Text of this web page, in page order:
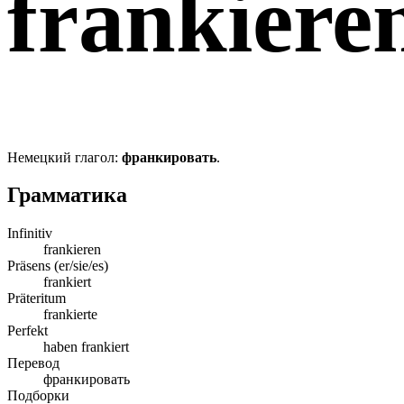
Немецкий глагол: франкировать.
Грамматика
Infinitiv
frankieren
Präsens (er/sie/es)
frankiert
Präteritum
frankierte
Perfekt
haben frankiert
Перевод
франкировать
Подборки